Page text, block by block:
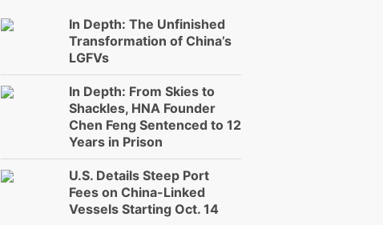
In Depth: The Unfinished
Transformation of China’s
LGFVs
In Depth: From Skies to
Shackles, HNA Founder
Chen Feng Sentenced to 12
Years in Prison
U.S. Details Steep Port
Fees on China-Linked
Vessels Starting Oct. 14